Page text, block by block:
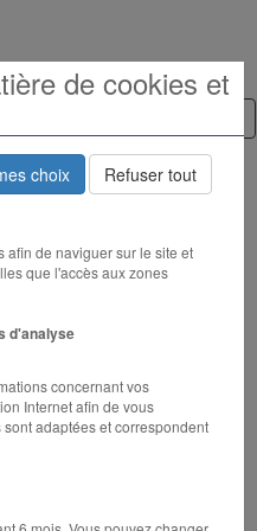
de cookies et
choix Refuser tout
afin de naviguer sur le site et
que l'accès aux zones
d'analyse
concernant vos
Internet afin de vous
adaptées et correspondent
plus de 25 ans
?
& SSCT 2026
Inter CSE en présentiel